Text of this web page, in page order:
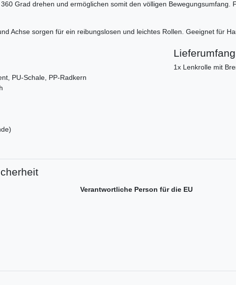
Grad drehen und ermöglichen somit den völligen Bewegungsumfang.
Achse sorgen für ein reibungslosen und leichtes Rollen. Geeignet für
PU-Schale, PP-Radkern
Lieferumfang
1x Lenkrolle mit
Verantwortliche Person für die EU